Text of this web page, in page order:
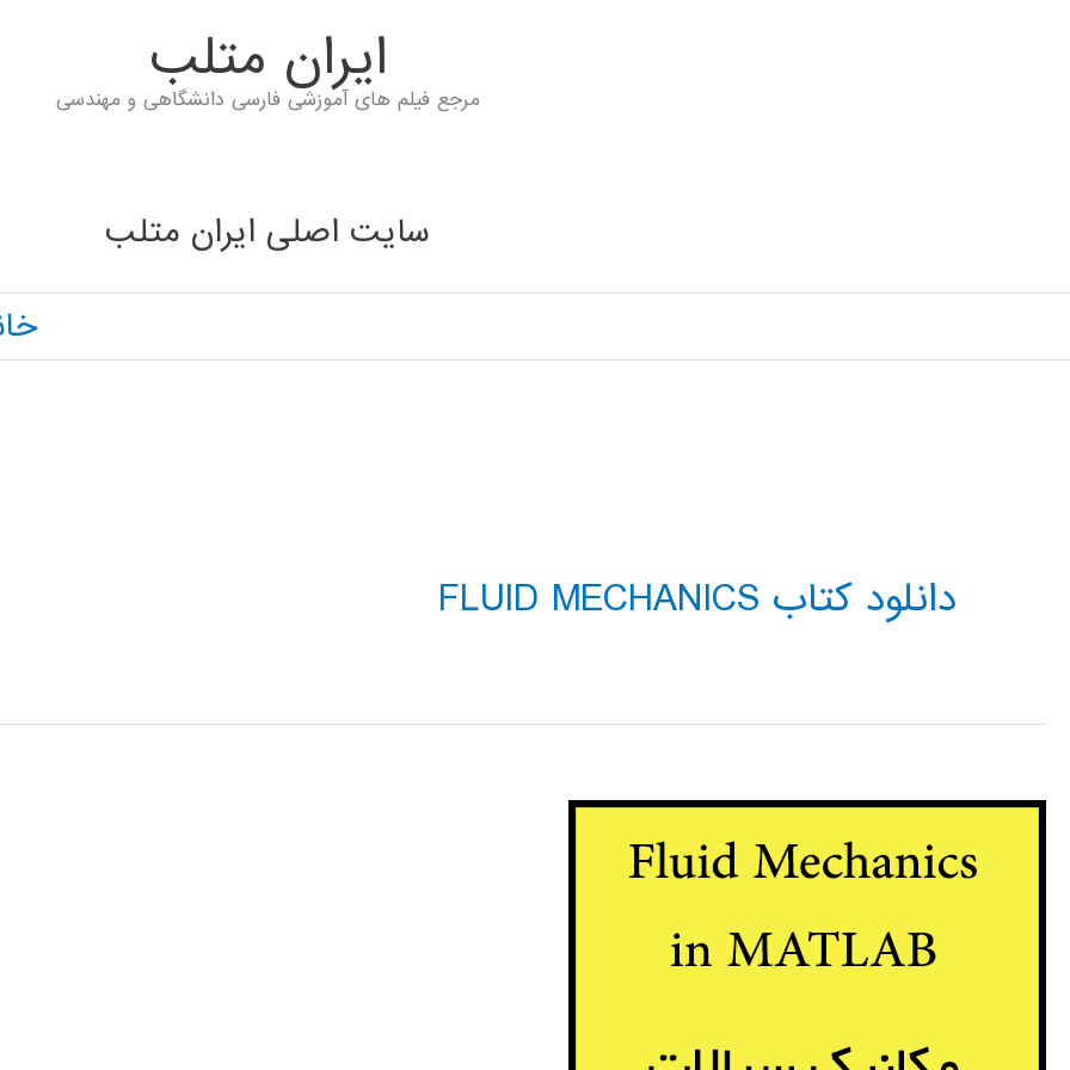
ايران متلب
مرجع فیلم های آموزشی فارسی دانشگاهی و مهندسی
سایت اصلی ایران متلب
دانلود کتاب FLUID MECHANICS